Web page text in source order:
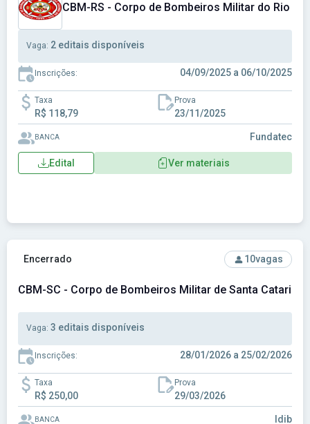
CBM-RS - Corpo de Bombeiros Militar do Rio
Vaga: 2 editais disponíveis
Inscrições: 04/09/2025 a 06/10/2025
Taxa
R$ 118,79
Prova
23/11/2025
BANCA Fundatec
Edital Ver materiais
Ver concurso: CBM-SC - Corpo de Bombeiros Militar de
Encerrado 10vagas
CBM-SC - Corpo de Bombeiros Militar de Santa Catarina
Vaga: 3 editais disponíveis
Inscrições: 28/01/2026 a 25/02/2026
Taxa
R$ 250,00
Prova
29/03/2026
BANCA Idib